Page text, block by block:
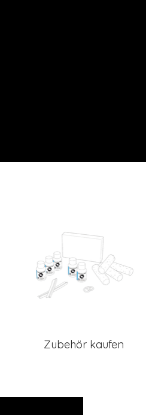
Zubehör kaufen